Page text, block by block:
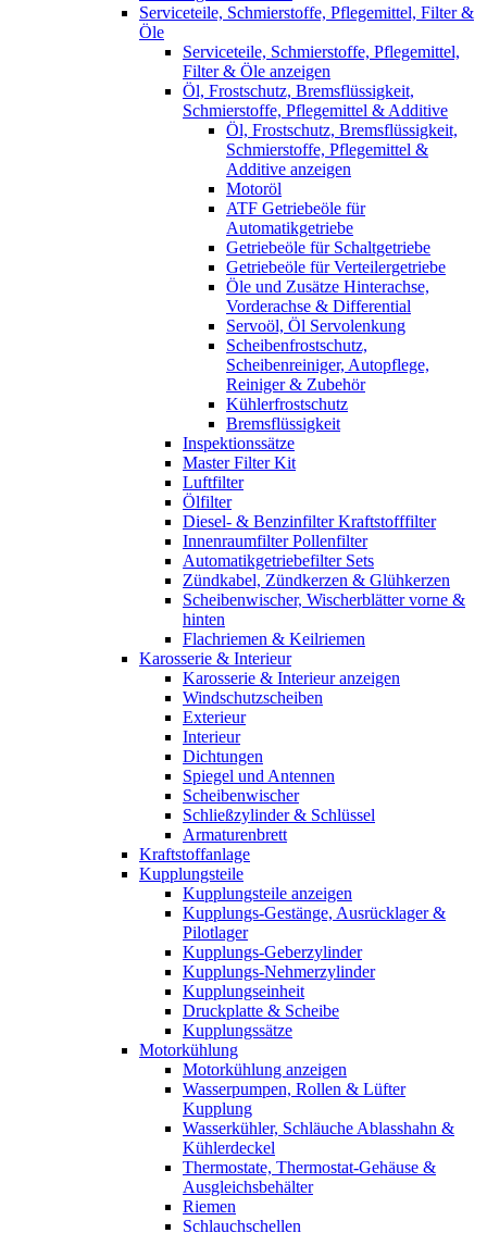
Serviceteile, Schmierstoffe, Pflegemittel, Filter &
Öle
Serviceteile, Schmierstoffe, Pflegemittel,
Filter & Öle anzeigen
Öl, Frostschutz, Bremsflüssigkeit,
Schmierstoffe, Pflegemittel & Additive
Öl, Frostschutz, Bremsflüssigkeit,
Schmierstoffe, Pflegemittel &
Additive anzeigen
Motoröl
ATF Getriebeöle für
Automatikgetriebe
Getriebeöle für Schaltgetriebe
Getriebeöle für Verteilergetriebe
Öle und Zusätze Hinterachse,
Vorderachse & Differential
Servoöl, Öl Servolenkung
Scheibenfrostschutz,
Scheibenreiniger, Autopflege,
Reiniger & Zubehör
Kühlerfrostschutz
Bremsflüssigkeit
Inspektionssätze
Master Filter Kit
Luftfilter
Ölfilter
Diesel- & Benzinfilter Kraftstofffilter
Innenraumfilter Pollenfilter
Automatikgetriebefilter Sets
Zündkabel, Zündkerzen & Glühkerzen
Scheibenwischer, Wischerblätter vorne &
hinten
Flachriemen & Keilriemen
Karosserie & Interieur
Karosserie & Interieur anzeigen
Windschutzscheiben
Exterieur
Interieur
Dichtungen
Spiegel und Antennen
Scheibenwischer
Schließzylinder & Schlüssel
Armaturenbrett
Kraftstoffanlage
Kupplungsteile
Kupplungsteile anzeigen
Kupplungs-Gestänge, Ausrücklager &
Pilotlager
Kupplungs-Geberzylinder
Kupplungs-Nehmerzylinder
Kupplungseinheit
Druckplatte & Scheibe
Kupplungssätze
Motorkühlung
Motorkühlung anzeigen
Wasserpumpen, Rollen & Lüfter
Kupplung
Wasserkühler, Schläuche Ablasshahn &
Kühlerdeckel
Thermostate, Thermostat-Gehäuse &
Ausgleichsbehälter
Riemen
Schlauchschellen